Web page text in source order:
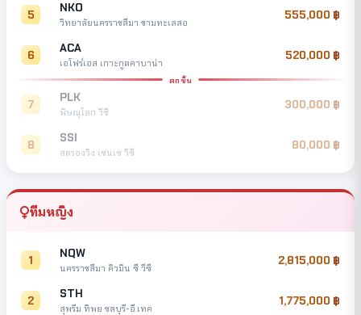
5 NKO
วิทยาลัยนครราชสีมา ขามทะเลสอ
555,000
6 ACA
เอโฟร์เอส เกาะกูดคาบาน่า
520,000
ตกชั้น
7 PLK
พิษณุโลก วีซี
300,000
8 SSI
สตรองวิง เซนเซ วีซี
80,000
ทีมหญิง
1 NQW
นครราชสีมา คิวมิน ซี วีซี
2,815,000
2 STH
สุพรีม ทิพย ชลบุรี-อี.เทค
1,775,000